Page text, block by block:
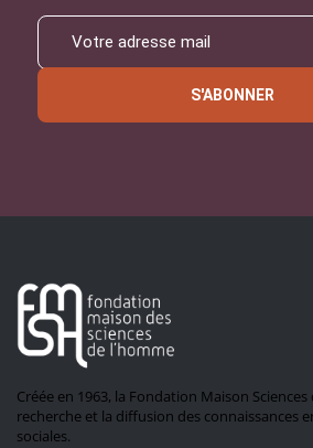
S'ABONNER
Créée en 1963, la Fondation Maison
recherche et la diffusion des connaissances
sociales.